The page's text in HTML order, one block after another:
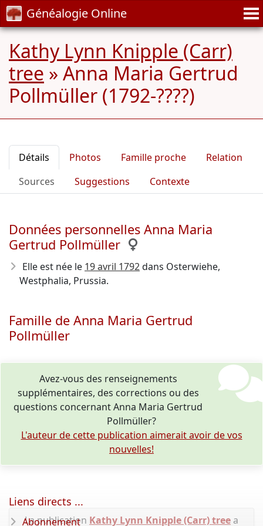
Généalogie Online
Kathy Lynn Knipple (Carr)
tree » Anna Maria Gertrud
Pollmüller (1792-????)
Détails Photos Famille proche
Relation
Sources
Suggestions Contexte
Données personnelles Anna Maria
Gertrud Pollmüller
Elle est née le 19 avril 1792dans Osterwiehe,
Westphalia, Prussia.
Famille de Anna Maria Gertrud
Pollmüller
Avez-vous des renseignements
supplémentaires, des corrections ou des
questions concernant Anna Maria Gertrud
Pollmüller?
L'auteur de cette publication aimerait avoir de vos
nouvelles!
La publication Kathy Lynn Knipple (Carr) tree a
Liens directs ...
Abonnement